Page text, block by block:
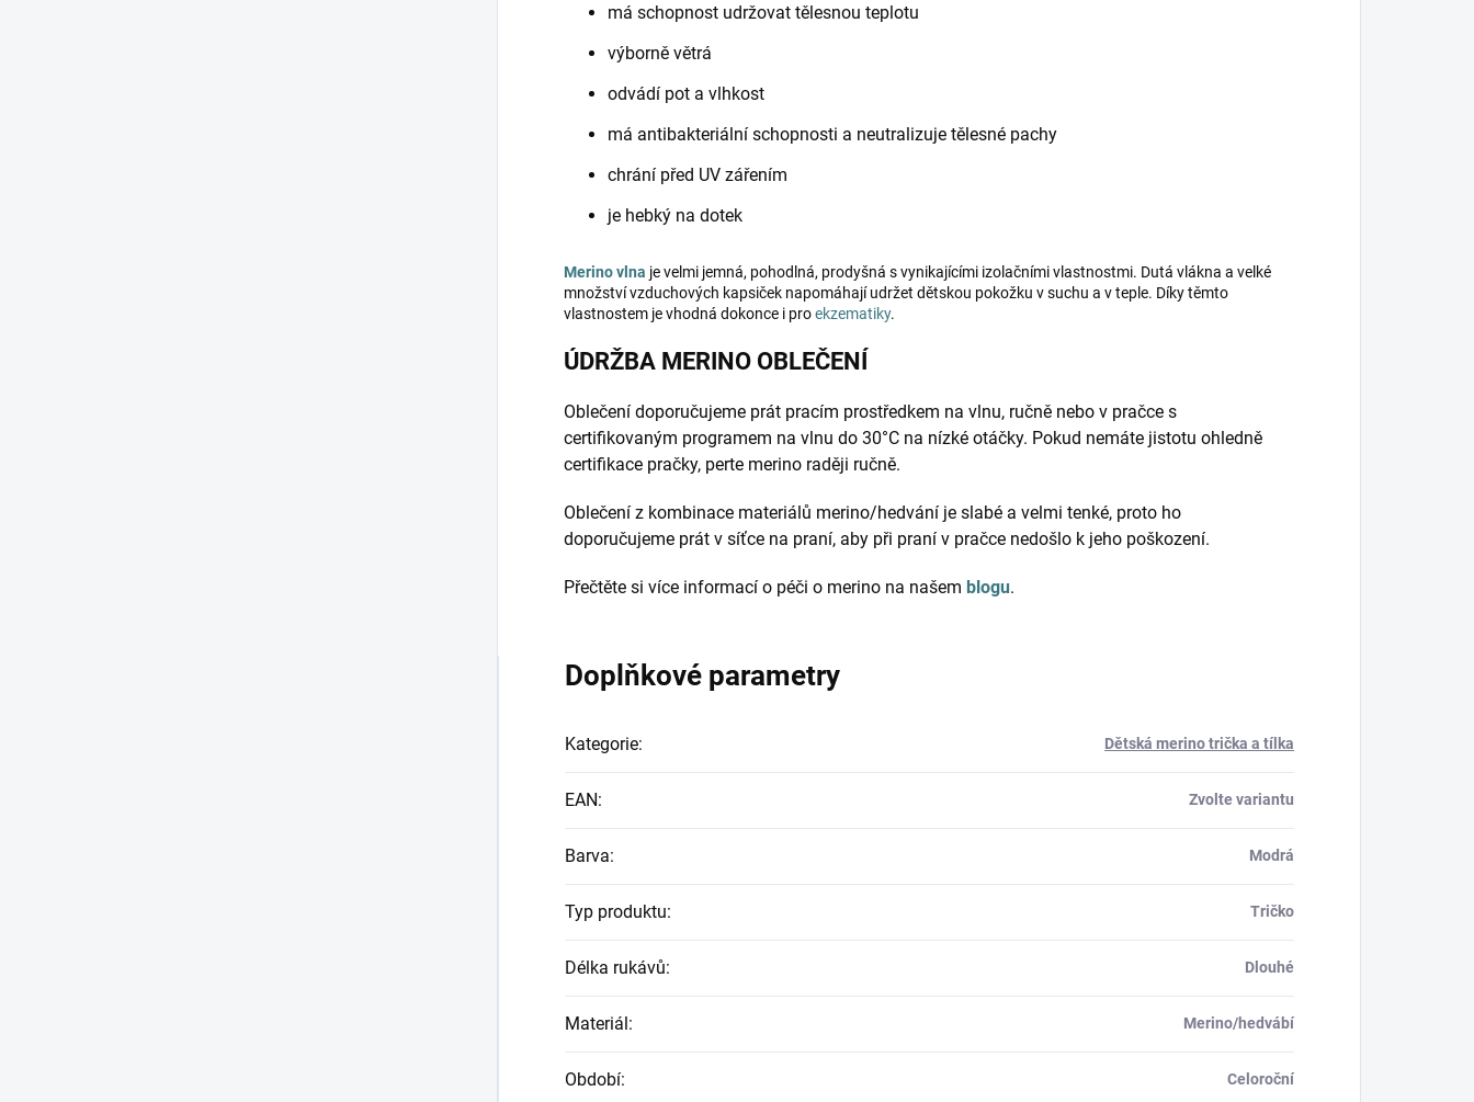
má schopnost udržovat tělesnou teplotu
výborně větrá
odvádí pot a vlhkost
má antibakteriální schopnosti a neutralizuje tělesné pachy
chrání před UV zářením
je hebký na dotek
Merino vlna je velmi jemná, pohodlná, prodyšná s vynikajícími izolačními vlastnostmi. Dutá vlákna a velké
množství vzduchových kapsiček napomáhají udržet dětskou pokožku v suchu a v teple. Díky těmto
vlastnostem je vhodná dokonce i proekzematiky.
ÚDRŽBA MERINO OBLEČENÍ
Oblečení doporučujeme prát pracím prostředkem na vlnu, ručně nebo v pračce s
certifikovaným programem na vlnu do 30°C na nízké otáčky. Pokud nemáte jistotu ohledně
certifikace pračky, perte merino raději ručně.
Oblečení z kombinace materiálů merino/hedvání je slabé a velmi tenké, proto ho
doporučujeme prát v síťce na praní, aby při praní v pračce nedošlo k jeho poškození.
Přečtěte si více informací o péči o merino na našem blogu.
Doplňkové parametry
Kategorie: Dětská merino trička a tílka
EAN: Zvolte variantu
Barva: Modrá
Typ produktu: Tričko
Délka rukávů: Dlouhé
Materiál: Merino/hedvábí
Období: Celoroční